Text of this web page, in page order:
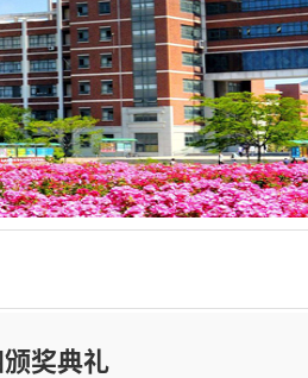
奖典礼